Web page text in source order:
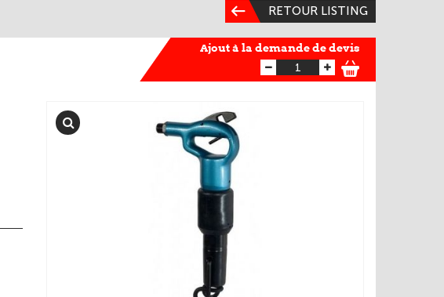
RETOUR LISTING
Ajout à la demande de devis